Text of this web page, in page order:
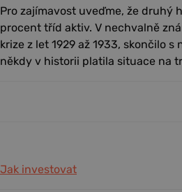
Pro zajímavost uveďme, že druhý
procent tříd aktiv. V nechvalně
krize z let 1929 až 1933, skončilo
někdy v historii platila situace na
Jak investovat